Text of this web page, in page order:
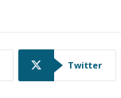
Twitter